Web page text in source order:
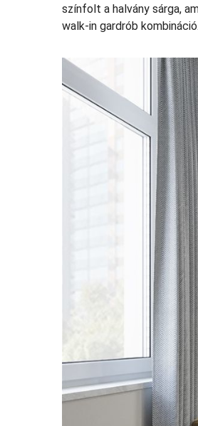
színfolt a halvány sárga,
walk-in gardrób